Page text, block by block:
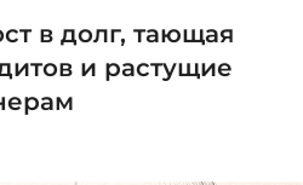
в долг, тающая
и растущие